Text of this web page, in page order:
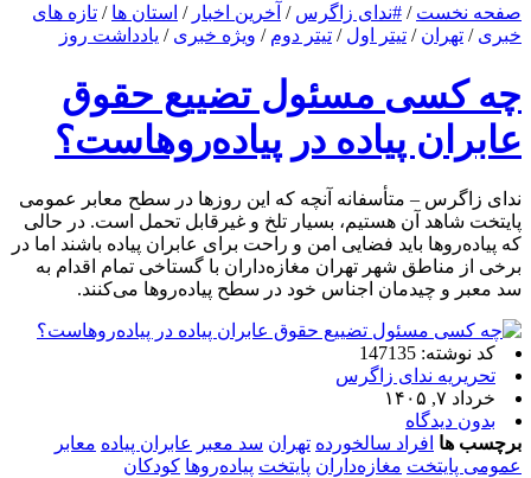
صفحه نخست / #ندای زاگرس / آخرین اخبار / استان ها / تازه های
خبری / تهران / تیتر اول / تیتر دوم / ویژه خبری / یادداشت روز
چه کسی مسئول تضییع حقوق
عابران پیاده در پیاده‌روهاست؟
ندای زاگرس – متأسفانه آنچه که این روزها در سطح معابر عمومی
پایتخت شاهد آن هستیم، بسیار تلخ و غیرقابل تحمل است. در حالی
که پیاده‌روها باید فضایی امن و راحت برای عابران پیاده باشند اما در
برخی از مناطق شهر تهران مغازه‌داران با گستاخی تمام اقدام به
سد معبر و چیدمان اجناس خود در سطح پیاده‌روها می‌کنند.
کد نوشته: 147135
تحریریه ندای زاگرس
خرداد ۷, ۱۴۰۵
بدون دیدگاه
برچسب ها افراد سالخورده تهران سد معبر عابران پیاده معابر
عمومی پایتخت مغازه‌داران پایتخت پیاده‌روها کودکان